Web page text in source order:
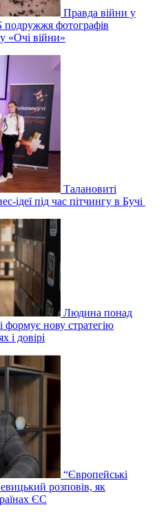
Правда війни у
подружжя фотографів
«Очі війни»
Талановиті
ідеї під час пітчингу в Бучі
Людина понад
нову стратегію
і довірі
“Європейські
розповів, як
ЄС